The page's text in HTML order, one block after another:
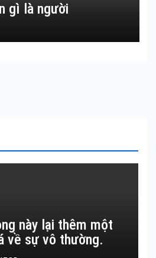
gì là người
này lại thêm một
về sự vô thường.